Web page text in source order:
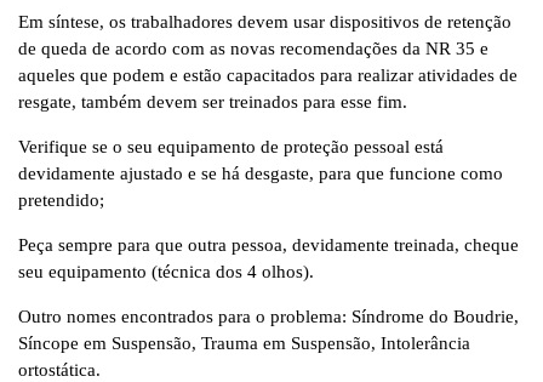
Em síntese, os trabalhadores devem usar dispositivos de retenção
de queda de acordo com as novas recomendações da NR 35 e
aqueles que podem e estão capacitados para realizar atividades de
resgate, também devem ser treinados para esse fim.
Verifique se o seu equipamento de proteção pessoal está
devidamente ajustado e se há desgaste, para que funcione como
pretendido;
Peça sempre para que outra pessoa, devidamente treinada, cheque
seu equipamento (técnica dos 4 olhos).
Outro nomes encontrados para o problema: Síndrome do Boudrie,
Síncope em Suspensão, Trauma em Suspensão, Intolerância
ortostática.